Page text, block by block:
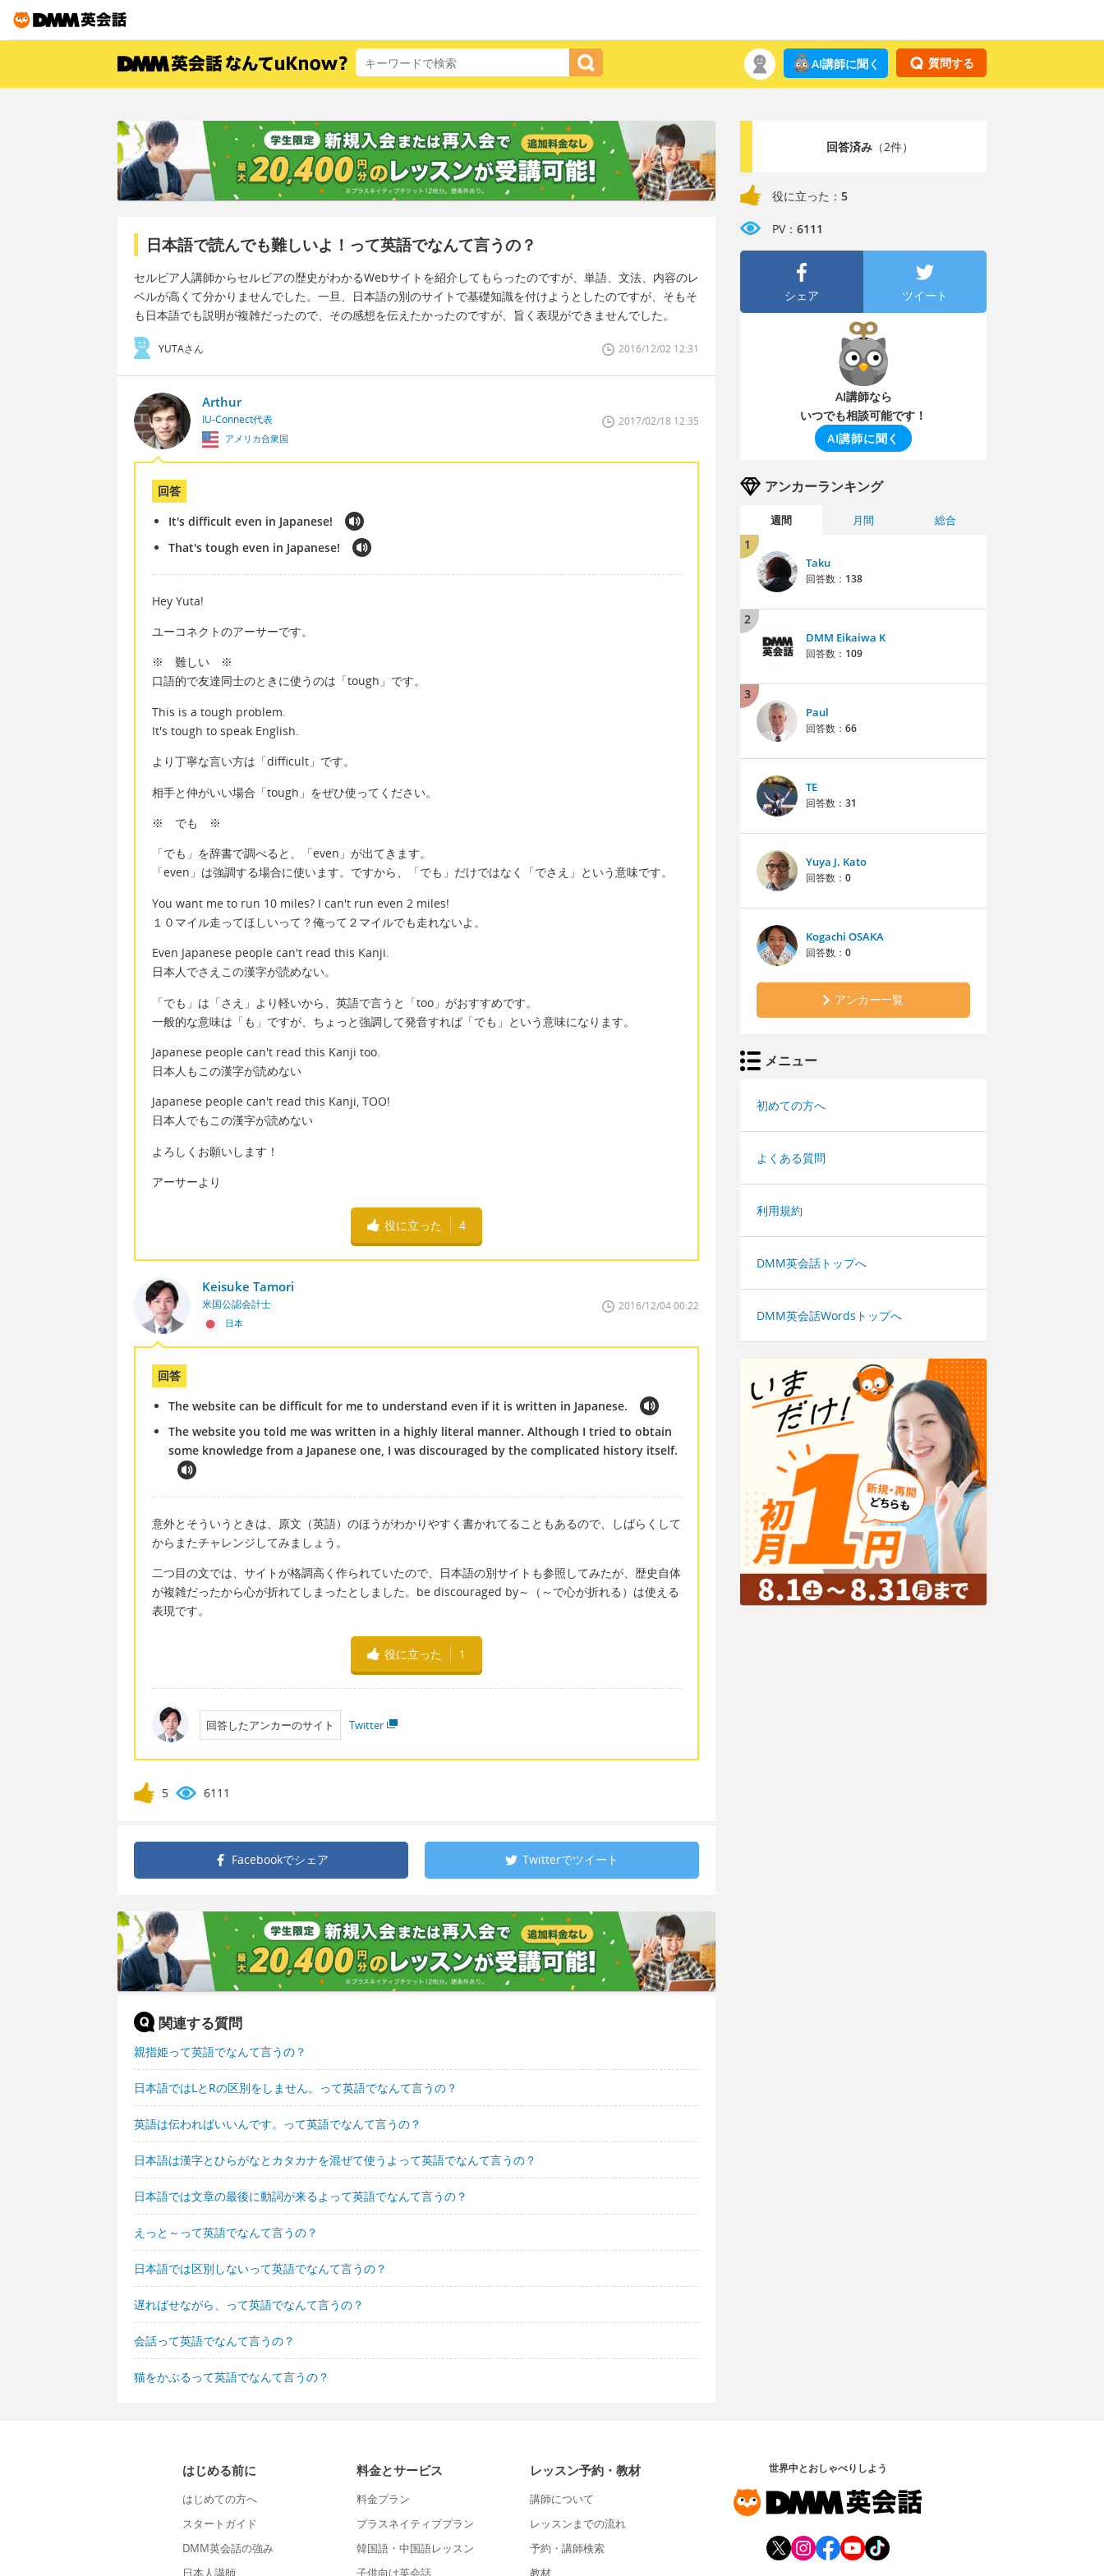
質問する
AI講師に聞く
日本語で読んでも難しいよ！って英語でなんて言うの？
セルビア人講師からセルビアの歴史がわかるWebサイトを紹介してもらったのですが、単語、文法、内容のレ
ベルが高くて分かりませんでした。一旦、日本語の別のサイトで基礎知識を付けようとしたのですが、そもそ
も日本語でも説明が複雑だったので、その感想を伝えたかったのですが、旨く表現ができませんでした。
YUTAさん 2016/12/02 12:31
Arthur
IU-Connect代表
アメリカ合衆国
2017/02/18 12:35
回答
It's difficult even in Japanese!
That's tough even in Japanese!
Hey Yuta!
ユーコネクトのアーサーです。
※ 難しい ※
口語的で友達同士のときに使うのは「tough」です。
This is a tough problem.
It's tough to speak English.
より丁寧な言い方は「difficult」です。
相手と仲がいい場合「tough」をぜひ使ってください。
※ でも ※
「でも」を辞書で調べると、「even」が出てきます。
「even」は強調する場合に使います。ですから、「でも」だけではなく「でさえ」という意味です。
You want me to run 10 miles? I can't run even 2 miles!
１０マイル走ってほしいって？俺って２マイルでも走れないよ。
Even Japanese people can't read this Kanji.
日本人でさえこの漢字が読めない。
「でも」は「さえ」より軽いから、英語で言うと「too」がおすすめです。
一般的な意味は「も」ですが、ちょっと強調して発音すれば「でも」という意味になります。
Japanese people can't read this Kanji too.
日本人もこの漢字が読めない
Japanese people can't read this Kanji, TOO!
日本人でもこの漢字が読めない
よろしくお願いします！
アーサーより
役に立った 4
Keisuke Tamori
米国公認会計士
日本
2016/12/04 00:22
回答
The website can be difficult for me to understand even if it is written in Japanese.
The website you told me was written in a highly literal manner. Although I tried to obtain
some knowledge from a Japanese one, I was discouraged by the complicated history itself.
意外とそういうときは、原文（英語）のほうがわかりやすく書かれてることもあるので、しばらくして
からまたチャレンジしてみましょう。
二つ目の文では、サイトが格調高く作られていたので、日本語の別サイトも参照してみたが、歴史自体
が複雑だったから心が折れてしまったとしました。be discouraged by～（～で心が折れる）は使える
表現です。
役に立った 1
回答したアンカーのサイト Twitter
5 6111
Facebookでシェア Twitterでツイート
関連する質問
親指姫って英語でなんて言うの？
日本語ではLとRの区別をしません。って英語でなんて言うの？
英語は伝わればいいんです。って英語でなんて言うの？
日本語は漢字とひらがなとカタカナを混ぜて使うよって英語でなんて言うの？
日本語では文章の最後に動詞が来るよって英語でなんて言うの？
えっと～って英語でなんて言うの？
日本語では区別しないって英語でなんて言うの？
遅ればせながら、って英語でなんて言うの？
会話って英語でなんて言うの？
猫をかぶるって英語でなんて言うの？
回答済み（2件）
役に立った： 5
PV： 6111
シェア ツイート
AI講師なら
いつでも相談可能です！
AI講師に聞く
アンカーランキング
週間 月間 総合
1
Taku
回答数： 138
2
DMM Eikaiwa K
回答数： 109
3
Paul
回答数： 66
TE
回答数： 31
Yuya J. Kato
回答数： 0
Kogachi OSAKA
回答数： 0
アンカー一覧
メニュー
初めての方へ
よくある質問
利用規約
DMM英会話トップへ
DMM英会話Wordsトップへ
はじめる前に
はじめての方へ
スタートガイド
DMM英会話の強み
日本人講師
料金とサービス
料金プラン
プラスネイティブプラン
韓国語・中国語レッスン
子供向け英会話
レッスン予約・教材
講師について
レッスンまでの流れ
予約・講師検索
教材
世界中とおしゃべりしよう